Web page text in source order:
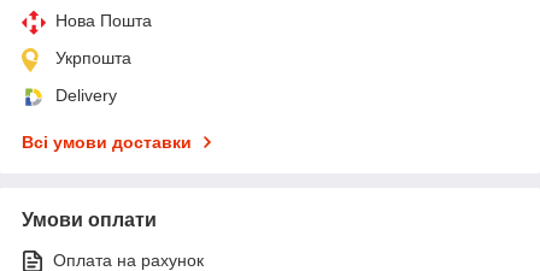
Нова Пошта
Укрпошта
Delivery
Всі умови доставки
Умови оплати
Оплата на рахунок